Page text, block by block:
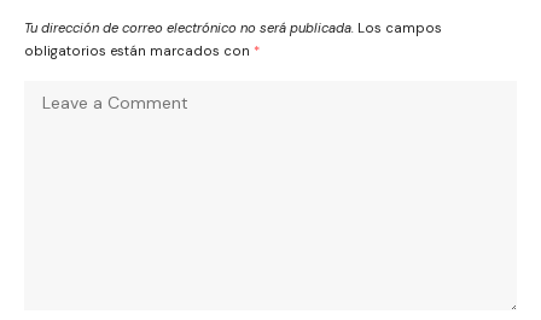
Tu dirección de correo electrónico no será publicada. Los campos
obligatorios están marcados con *